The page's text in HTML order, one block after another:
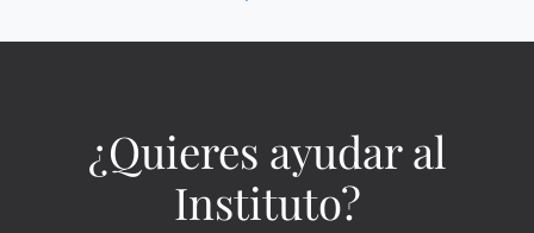
¿Quieres ayudar al
Instituto?